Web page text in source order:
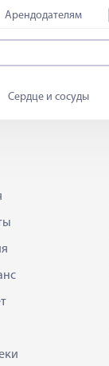
Арендодателям
Сердце и сосуды